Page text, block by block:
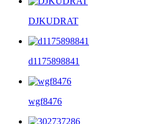
DJKUDRAT
d1175898841
wgf8476